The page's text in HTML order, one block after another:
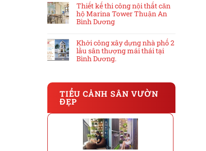
Thiết kế thi công nội thất căn
hộ Marina Tower Thuận An
Bình Dương
Khởi công xây dựng nhà phố 2
lầu sân thượng mái thái tại
Bình Dương.
TIỂU CẢNH SÂN VƯỜN
ĐẸP